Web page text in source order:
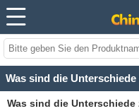
Was sind die